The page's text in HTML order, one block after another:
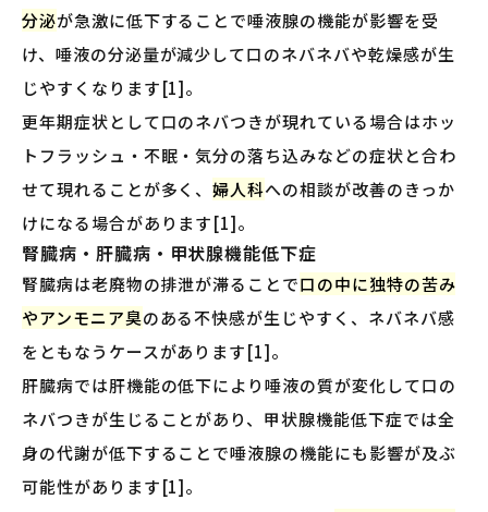
分泌が急激に低下することで唾液腺の機能が影響を受
け、唾液の分泌量が減少して口のネバネバや乾燥感が生
じやすくなります[1]。
更年期症状として口のネバつきが現れている場合はホッ
トフラッシュ・不眠・気分の落ち込みなどの症状と合わ
せて現れることが多く、婦人科への相談が改善のきっか
けになる場合があります[1]。
腎臓病・肝臓病・甲状腺機能低下症
腎臓病は老廃物の排泄が滞ることで口の中に独特の苦み
やアンモニア臭のある不快感が生じやすく、ネバネバ感
をともなうケースがあります[1]。
肝臓病では肝機能の低下により唾液の質が変化して口の
ネバつきが生じることがあり、甲状腺機能低下症では全
身の代謝が低下することで唾液腺の機能にも影響が及ぶ
可能性があります[1]。